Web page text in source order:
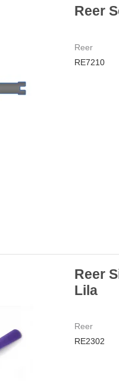
Reer
Reer
RE7210
Reer
Lila
Reer
RE2302